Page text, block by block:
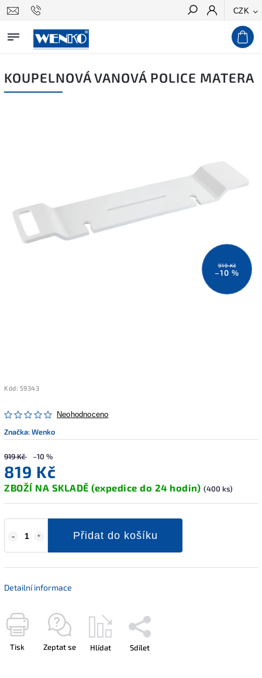
CZK
Hledat
KOUPELNOVÁ VANOVÁ POLICE MATERA
919 Kč
–10 %
Kód: 59343
Neohodnoceno
Značka:Wenko
919 Kč –10 %
819 Kč
ZBOŽÍ NA SKLADĚ (expedice do 24 hodin) (400 ks)
Přidat do košíku
Detailní informace
Tisk Zeptat se Hlídat Sdílet